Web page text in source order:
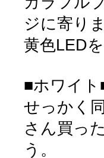
ジに寄りま
黄色LED
■ホワイト
せっかく
さん買っ
う。